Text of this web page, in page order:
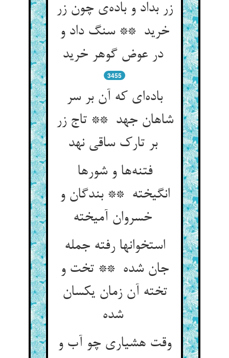
زر بداد و باده‌ی چون زر
خرید ** سنگ داد و
در عوض گوهر خرید
3455
باده‌ای که آن بر سر
شاهان جهد ** تاج زر
بر تارک ساقی نهد
فتنه‌ها و شورها
انگیخته ** بندگان و
استخوانها رفته جمله
جان شده ** تخت و
تخته آن زمان یکسان
شده
وقت هشیاری چو آب و